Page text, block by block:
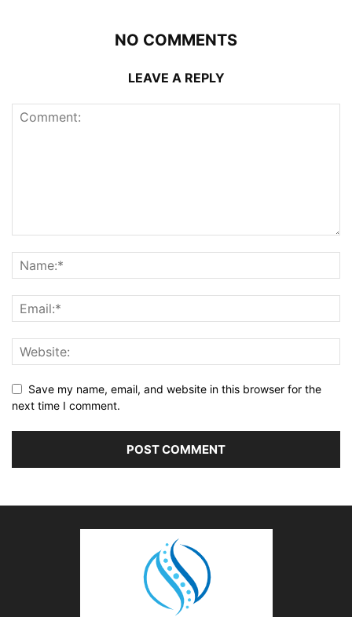
NO COMMENTS
LEAVE A REPLY
Save my name, email, and website in this browser for the
next time I comment.